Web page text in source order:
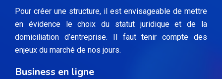
Pour créer une structure, il est envisageable de mettre
en évidence le choix du statut juridique et de la
domiciliation d’entreprise. Il faut tenir compte des
enjeux du marché de nos jours.
Business en ligne